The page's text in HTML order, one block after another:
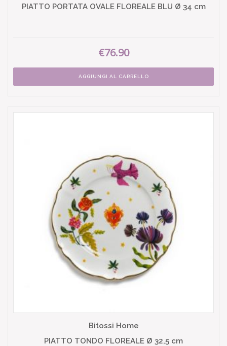
PIATTO PORTATA OVALE FLOREALE BLU Ø 34 cm
€76.90
AGGIUNGI AL CARRELLO
Bitossi Home
PIATTO TONDO FLOREALE Ø 32,5 cm